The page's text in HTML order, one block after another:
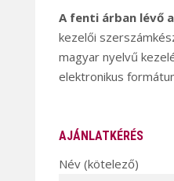
A fenti árban lévő
kezelői
magyar nyelvű
elektronikus
AJÁNLATKÉRÉS
Név (kötelező)